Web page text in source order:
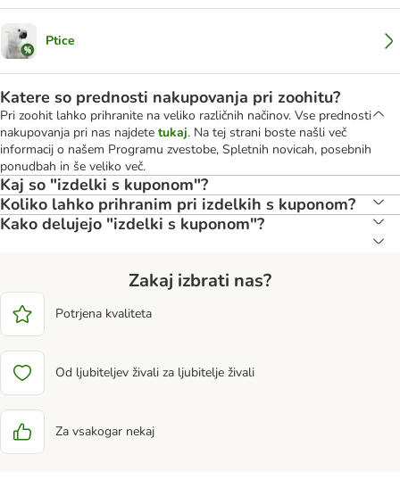
Ptice
Katere so prednosti nakupovanja pri zoohitu?
Pri zoohit lahko prihranite na veliko različnih načinov. Vse prednosti
nakupovanja pri nas najdete tukaj. Na tej strani boste našli več
informacij o našem Programu zvestobe, Spletnih novicah, posebnih
ponudbah in še veliko več.
Kaj so "izdelki s kuponom"?
Koliko lahko prihranim pri izdelkih s kuponom?
Kako delujejo "izdelki s kuponom"?
Zakaj izbrati nas?
Potrjena kvaliteta
Od ljubiteljev živali za ljubitelje živali
Za vsakogar nekaj